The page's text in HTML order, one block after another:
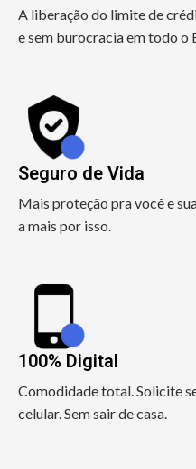
A liberação do limite de
e sem burocracia em todo o
Seguro de Vida
Mais proteção pra você e
a mais por isso.
100% Digital
Comodidade total. Solicite
celular. Sem sair de casa.